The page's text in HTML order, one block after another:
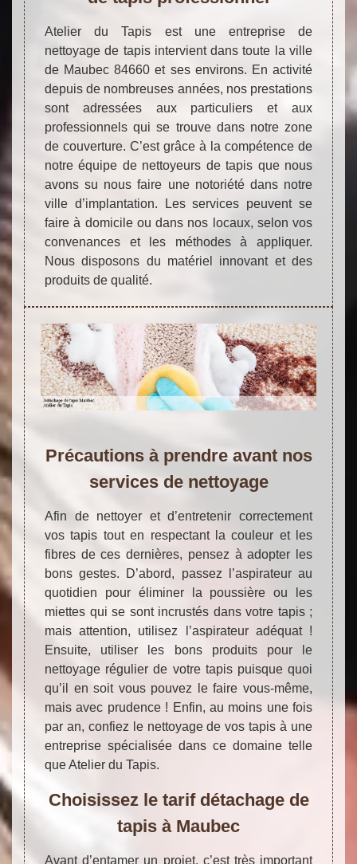
Atelier du Tapis est une entreprise de
nettoyage de tapis intervient dans toute la ville
de Maubec 84660 et ses environs. En activité
depuis de nombreuses années, nos prestations
sont adressées aux particuliers et aux
professionnels qui se trouve dans notre zone
de couverture. C’est grâce à la compétence de
notre équipe de nettoyeurs de tapis que nous
avons su nous faire une notoriété dans notre
ville d’implantation. Les services peuvent se
faire à domicile ou dans nos locaux, selon vos
convenances et les méthodes à appliquer.
Nous disposons du matériel innovant et des
produits de qualité.
Précautions à prendre avant nos
services de nettoyage
Afin de nettoyer et d’entretenir correctement
vos tapis tout en respectant la couleur et les
fibres de ces dernières, pensez à adopter les
bons gestes. D’abord, passez l’aspirateur au
quotidien pour éliminer la poussière ou les
miettes qui se sont incrustés dans votre tapis ;
mais attention, utilisez l’aspirateur adéquat !
Ensuite, utiliser les bons produits pour le
nettoyage régulier de votre tapis puisque quoi
qu’il en soit vous pouvez le faire vous-même,
mais avec prudence ! Enfin, au moins une fois
par an, confiez le nettoyage de vos tapis à une
entreprise spécialisée dans ce domaine telle
que Atelier du Tapis.
Choisissez le tarif détachage de
tapis à Maubec
Avant d’entamer un projet, c’est très important